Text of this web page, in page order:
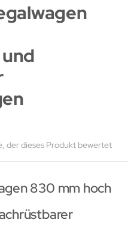
der dieses Produkt bewertet
830 mm hoch